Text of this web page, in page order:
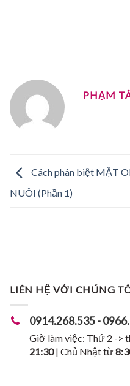
PHẠM
Cách phân biệt MẬT
NUÔI (Phần 1)
LIÊN HỆ VỚI CHÚNG
0914.268.535 -
Giờ làm việc: Thứ 2 ->
21:30| Chủ Nhật từ